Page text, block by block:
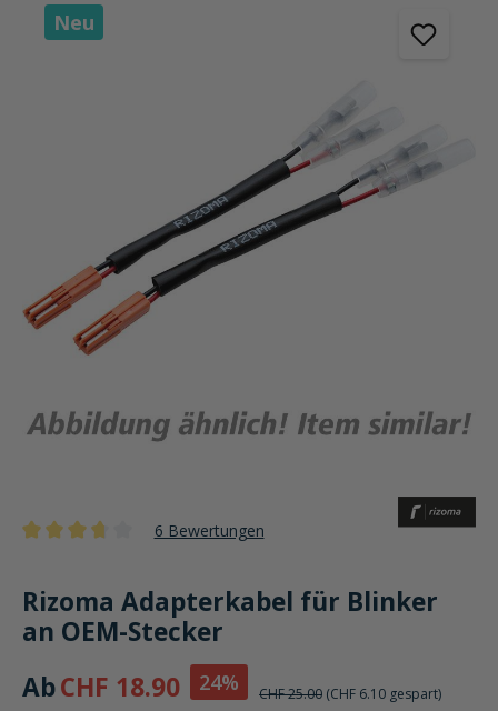
Neu
6 Bewertungen
Rizoma Adapterkabel für Blinker
an OEM-Stecker
AbCHF 18.90 24% CHF 25.00 (CHF 6.10 gespart)